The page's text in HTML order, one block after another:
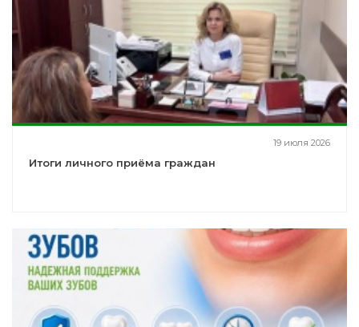
19 июля 2026
Итоги личного приёма граждан